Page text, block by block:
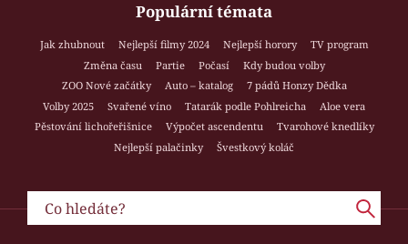
Populární témata
Jak zhubnout Nejlepší filmy 2024 Nejlepší horory
TV program
Změna času
Partie Počasí
Kdy budou volby
ZOO Nové začátky
Auto – katalog
7 pádů Honzy Dědka
Volby 2025
Svařené víno Tatarák podle Pohlreicha
Aloe vera
Pěstování lichořeřišnice
Výpočet ascendentu
Tvarohové knedlíky
Nejlepší palačinky
Švestkový koláč